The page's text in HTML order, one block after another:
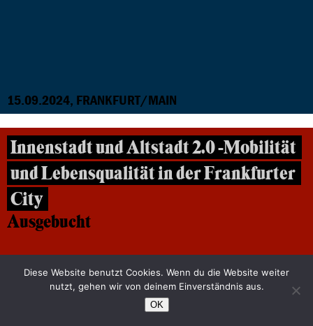
15.09.2024, FRANKFURT/MAIN
Innenstadt und Altstadt 2.0 -Mobilität
und Lebensqualität in der Frankfurter
City
Ausgebucht
Diese Website benutzt Cookies. Wenn du die Website weiter
nutzt, gehen wir von deinem Einverständnis aus.
OK